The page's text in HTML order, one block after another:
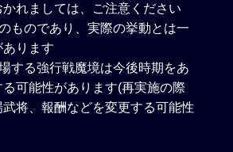
れましては、ご注意ください
ものであり、実際の挙動とは一
ります
する強行戦魔境は今後時期をあ
る可能性があります(再実施の際
将、報酬などを変更する可能性